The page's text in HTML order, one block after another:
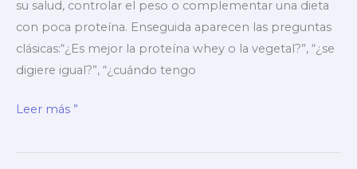
su salud, controlar el peso o complementar una dieta
con poca proteína. Enseguida aparecen las preguntas
clásicas:“¿Es mejor la proteína whey o la vegetal?”, “¿se
digiere igual?”, “¿cuándo tengo
▶️
whey
Leer más ”